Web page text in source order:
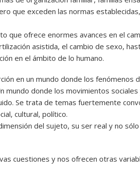
que exceden las normas
que ofrece enormes avances en el
asistida, el cambio de sexo,
en el ámbito de lo humano.
en un mundo donde los fenómenos
mundo donde los movimientos
Se trata de temas fuertemente
cultural, político.
del sujeto, su ser real y no
cuestiones y nos ofrecen otras